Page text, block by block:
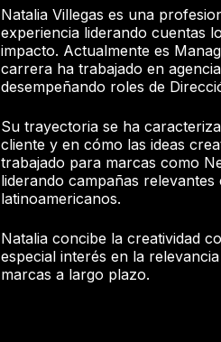
Natalia Villegas es una
experiencia liderando cuentas
impacto. Actualmente es
carrera ha trabajado en
desempeñando roles de
Su trayectoria se ha
cliente y en cómo las ideas
trabajado para marcas como
liderando campañas
latinoamericanos.
Natalia concibe la creatividad
especial interés en la
marcas a largo plazo.